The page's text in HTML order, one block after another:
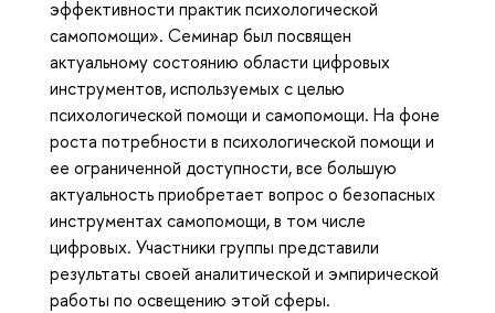
эффективности практик психологической
самопомощи». Семинар был посвящен
актуальному состоянию области цифровых
инструментов, используемых с целью
психологической помощи и самопомощи. На фоне
роста потребности в психологической помощи и
ее ограниченной доступности, все большую
актуальность приобретает вопрос о безопасных
инструментах самопомощи, в том числе
цифровых. Участники группы представили
результаты своей аналитической и эмпирической
работы по освещению этой сферы.